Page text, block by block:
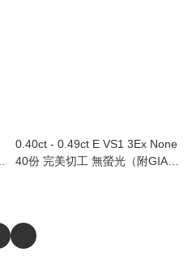
0.40ct - 0.49ct E VS1 3Ex None
40份 完美切工 無螢光（附GIA證